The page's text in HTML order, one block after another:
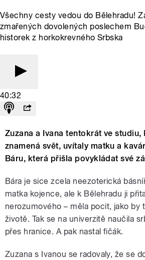
Všechny cesty vedou do Bělehradu!
zmařených dovolených poslechem
historek z horkokrevného Srbska
40:32
Zuzana a Ivana tentokrát ve studiu,
znamená svět, uvítaly matku a
Báru, která přišla povykládat své
Bára je sice zcela neezoterická
matka kojence, ale k Bělehradu ji
nerozumového – měla pocit, jako by
životě. Tak se na univerzitě naučila
přes hranice. A pak nastal fičák.
Zuzana s Ivanou se radovaly, že se